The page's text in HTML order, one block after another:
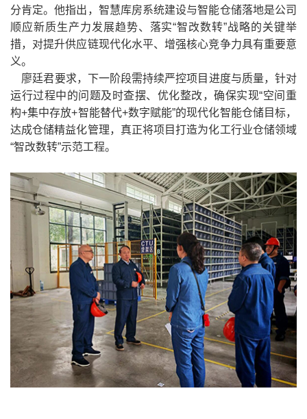
分肯定。他指出，智慧库房系统建设与智能仓储落地是公司
顺应新质生产力发展趋势、落实“智改数转”战略的关键举
措，对提升供应链现代化水平、增强核心竞争力具有重要意
义。
廖廷君要求，下一阶段需持续严控项目进度与质量，针对
运行过程中的问题及时查摆、优化整改，确保实现“空间重
构+集中存放+智能替代+数字赋能”的现代化智能仓储目标，
达成仓储精益化管理，真正将项目打造为化工行业仓储领域
“智改数转”示范工程。